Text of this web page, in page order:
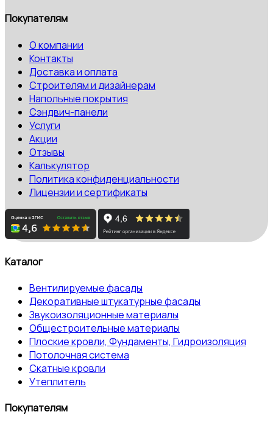
Покупателям
О компании
Контакты
Доставка и оплата
Строителям и дизайнерам
Напольные покрытия
Сэндвич-панели
Услуги
Акции
Отзывы
Калькулятор
Политика конфиденциальности
Лицензии и сертификаты
Каталог
Вентилируемые фасады
Декоративные штукатурные фасады
Звукоизоляционные материалы
Общестроительные материалы
Плоские кровли, Фундаменты, Гидроизоляция
Потолочная система
Скатные кровли
Утеплитель
Покупателям